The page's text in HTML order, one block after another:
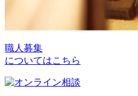
職人募集
についてはこちら